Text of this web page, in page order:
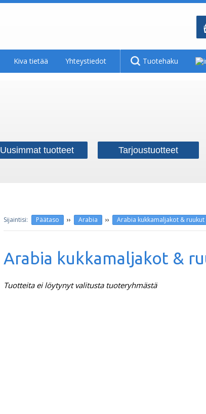
Kiva tietää Yhteystiedot Tuotehaku
Uusimmat tuotteet Tarjoustuotteet
Päätaso ›› Arabia ›› Arabia kukkamaljakot & ruukut
Arabia kukkamaljakot &
Tuotteita ei löytynyt valitusta tuoteryhmästä